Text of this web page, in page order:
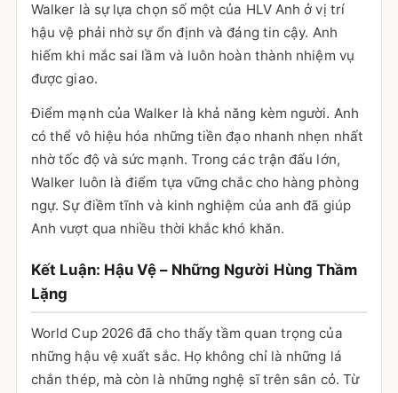
Walker là sự lựa chọn số một của HLV Anh ở vị trí
hậu vệ phải nhờ sự ổn định và đáng tin cậy. Anh
hiếm khi mắc sai lầm và luôn hoàn thành nhiệm vụ
được giao.
Điểm mạnh của Walker là khả năng kèm người. Anh
có thể vô hiệu hóa những tiền đạo nhanh nhẹn nhất
nhờ tốc độ và sức mạnh. Trong các trận đấu lớn,
Walker luôn là điểm tựa vững chắc cho hàng phòng
ngự. Sự điềm tĩnh và kinh nghiệm của anh đã giúp
Anh vượt qua nhiều thời khắc khó khăn.
Kết Luận: Hậu Vệ – Những Người Hùng Thầm
Lặng
World Cup 2026 đã cho thấy tầm quan trọng của
những hậu vệ xuất sắc. Họ không chỉ là những lá
chắn thép, mà còn là những nghệ sĩ trên sân cỏ. Từ